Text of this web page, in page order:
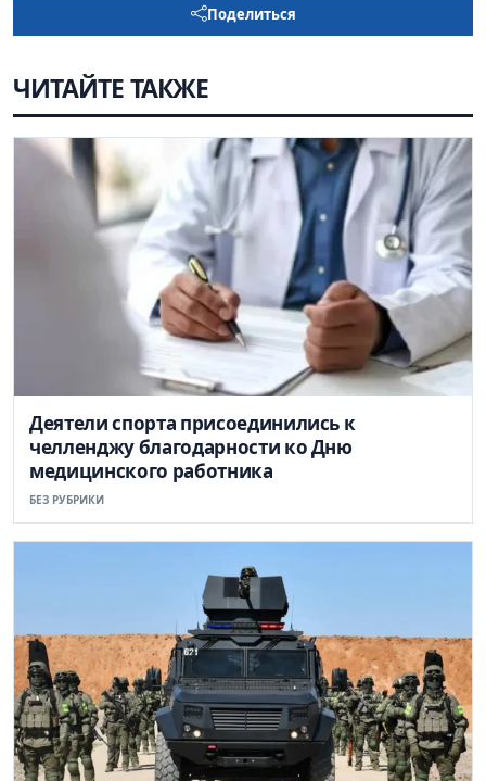
Поделиться
ЧИТАЙТЕ ТАКЖЕ
Деятели спорта присоединились к
челленджу благодарности ко Дню
медицинского работника
БЕЗ РУБРИКИ